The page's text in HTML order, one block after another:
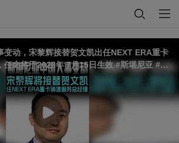
变动，宋黎辉接替贺文凯出任NEXT ERA重卡
任命将于2026年 7月15日生效 #斯堪尼亚 #重